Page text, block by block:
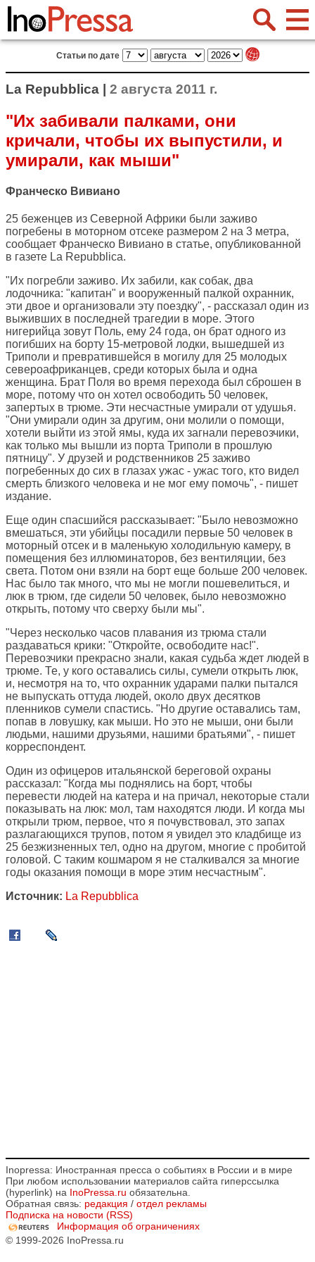
Статьи по дате
La Repubblica | 2 августа 2011 г.
"Их забивали палками, они
кричали, чтобы их выпустили, и
умирали, как мыши"
Франческо Вивиано
25 беженцев из Северной Африки были заживо
погребены в моторном отсеке размером 2 на 3 метра,
сообщает Франческо Вивиано в статье, опубликованной
в газете La Repubblica.
"Их погребли заживо. Их забили, как собак, два
лодочника: "капитан" и вооруженный палкой охранник,
эти двое и организовали эту поездку", - рассказал один из
выживших в последней трагедии в море. Этого
нигерийца зовут Поль, ему 24 года, он брат одного из
погибших на борту 15-метровой лодки, вышедшей из
Триполи и превратившейся в могилу для 25 молодых
североафриканцев, среди которых была и одна
женщина. Брат Поля во время перехода был сброшен в
море, потому что он хотел освободить 50 человек,
запертых в трюме. Эти несчастные умирали от удушья.
"Они умирали один за другим, они молили о помощи,
хотели выйти из этой ямы, куда их загнали перевозчики,
как только мы вышли из порта Триполи в прошлую
пятницу". У друзей и родственников 25 заживо
погребенных до сих в глазах ужас - ужас того, кто видел
смерть близкого человека и не мог ему помочь", - пишет
издание.
Еще один спасшийся рассказывает: "Было невозможно
вмешаться, эти убийцы посадили первые 50 человек в
моторный отсек и в маленькую холодильную камеру, в
помещения без иллюминаторов, без вентиляции, без
света. Потом они взяли на борт еще больше 200 человек.
Нас было так много, что мы не могли пошевелиться, и
люк в трюм, где сидели 50 человек, было невозможно
открыть, потому что сверху были мы".
"Через несколько часов плавания из трюма стали
раздаваться крики: "Откройте, освободите нас!".
Перевозчики прекрасно знали, какая судьба ждет людей в
трюме. Те, у кого оставались силы, сумели открыть люк,
и, несмотря на то, что охранник ударами палки пытался
не выпускать оттуда людей, около двух десятков
пленников сумели спастись. "Но другие оставались там,
попав в ловушку, как мыши. Но это не мыши, они были
людьми, нашими друзьями, нашими братьями", - пишет
корреспондент.
Один из офицеров итальянской береговой охраны
рассказал: "Когда мы поднялись на борт, чтобы
перевести людей на катера и на причал, некоторые стали
показывать на люк: мол, там находятся люди. И когда мы
открыли трюм, первое, что я почувствовал, это запах
разлагающихся трупов, потом я увидел это кладбище из
25 безжизненных тел, одно на другом, многие с пробитой
головой. С таким кошмаром я не сталкивался за многие
годы оказания помощи в море этим несчастным".
Источник: La Repubblica
Inopressa: Иностранная пресса о событиях в России и в мире
При любом использовании материалов сайта гиперссылка
(hyperlink) на InoPressa.ru обязательна.
Обратная связь: редакция / отдел рекламы
Подписка на новости (RSS)
Информация об ограничениях
© 1999-2026 InoPressa.ru